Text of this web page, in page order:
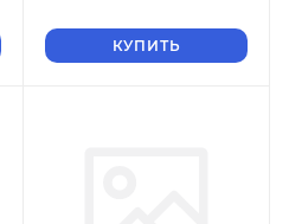
КУПИТЬ